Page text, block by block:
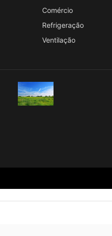
Comércio
Refrigeração
Ventilação